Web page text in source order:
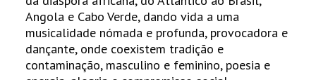
Angola e Cabo Verde, dando vida a uma
musicalidade nómada e profunda, provocadora e
dançante, onde coexistem tradição e
contaminação, masculino e feminino, poesia e